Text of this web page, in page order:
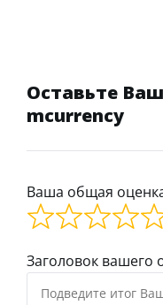
Оставьте
mcurrency
Ваша общая
Заголовок вашего